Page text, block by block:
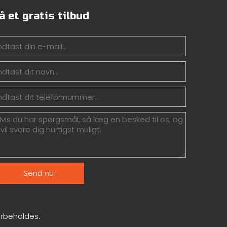
et gratis tilbud
Send nu